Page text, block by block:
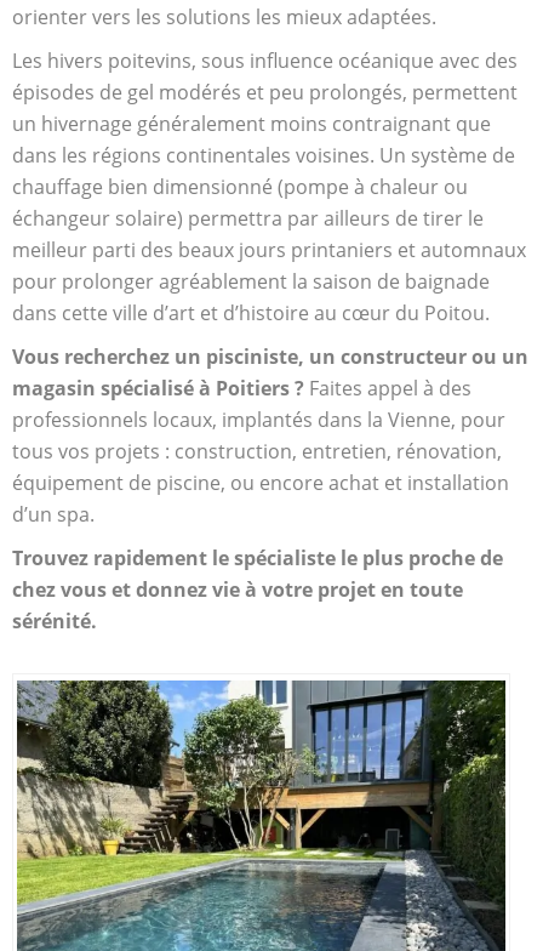
orienter vers les solutions les mieux adaptées.
Les hivers poitevins, sous influence océanique avec des
épisodes de gel modérés et peu prolongés, permettent
un hivernage généralement moins contraignant que
dans les régions continentales voisines. Un système de
chauffage bien dimensionné (pompe à chaleur ou
échangeur solaire) permettra par ailleurs de tirer le
meilleur parti des beaux jours printaniers et automnaux
pour prolonger agréablement la saison de baignade
dans cette ville d’art et d’histoire au cœur du Poitou.
Vous recherchez un pisciniste, un constructeur ou un
magasin spécialisé à Poitiers ? Faites appel à des
professionnels locaux, implantés dans la Vienne, pour
tous vos projets : construction, entretien, rénovation,
équipement de piscine, ou encore achat et installation
d’un spa.
Trouvez rapidement le spécialiste le plus proche de
chez vous et donnez vie à votre projet en toute
sérénité.